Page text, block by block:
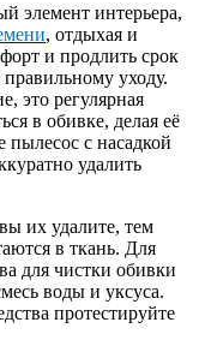
элемент интерьера,
, отдыхая и
и продлить срок
уходу.
это регулярная
в обивке, делая её
с насадкой
удалить
их удалите, тем
в ткань. Для
для чистки обивки
воды и уксуса.
протестируйте